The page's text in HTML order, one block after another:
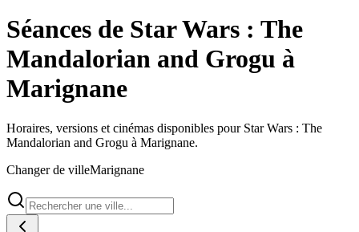
Séances de Star Wars : The
Mandalorian and Grogu à
Marignane
Horaires, versions et cinémas disponibles pour Star Wars : The
Mandalorian and Grogu à Marignane.
Changer de villeMarignane